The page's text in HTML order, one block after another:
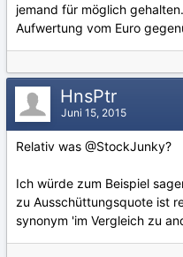
jemand für möglich
Aufwertung vom Euro
HnsPtr
Juni 15, 2015
Relativ was @StockJunky?
Ich würde zum Beispiel
zu Ausschüttungsquote ist
synonym 'im Vergleich zu